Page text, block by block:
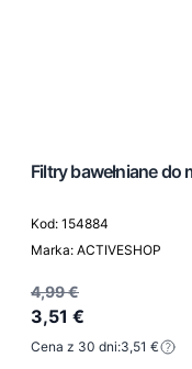
Filtry bawełniane
Kod: 154884
Marka: ACTIVESHOP
4,99 €
3,51 €
Cena z 30 dni:3,51 €